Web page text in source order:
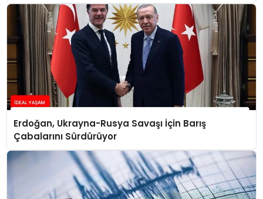
Konuştu
Erdoğan, Ukrayna-Rusya Savaşı İçin Barış
Çabalarını Sürdürüyor